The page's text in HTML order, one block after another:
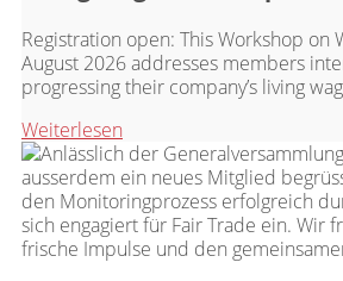
Registration open: This Workshop on
August 2026 addresses members
progressing their company’s living
Weiterlesen